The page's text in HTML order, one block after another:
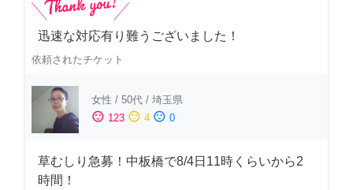
迅速な対応有り難うございました！
依頼されたチケット
女性 / 50代 / 埼玉県
sentiment_satisfied 123 sentiment_neutral 4 sentiment_dissatisfied 0
草むしり急募！中板橋で8/4日11時くらいから2
時間！